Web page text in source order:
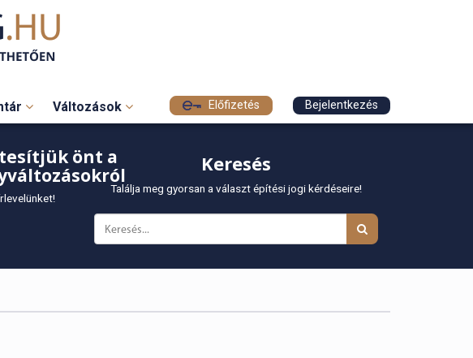
Változások Előfizetés Bejelentkezés
önt a
Keresés
Találja meg gyorsan a választ építési jogi kérdéseire!